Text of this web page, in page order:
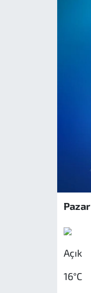
Pazar
Açık
16°C